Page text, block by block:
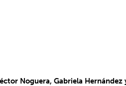
Noguera, Gabriela